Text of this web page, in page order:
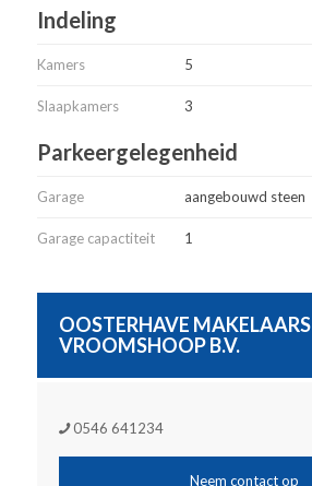
Indeling
Kamers 5
Slaapkamers 3
Parkeergelegenheid
Garage aangebouwd steen
Garage capactiteit 1
OOSTERHAVE MAKELAARS
VROOMSHOOP B.V.
0546 641234
Neem contact op